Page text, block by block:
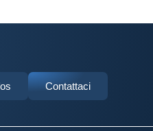
Contattaci